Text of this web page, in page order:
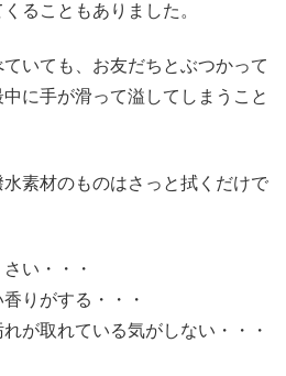
ることもありました。
いても、お友だちとぶつかって
に手が滑って溢してしまうこと
素材のものはさっと拭くだけで
い・・・
りがする・・・
が取れている気がしない・・・